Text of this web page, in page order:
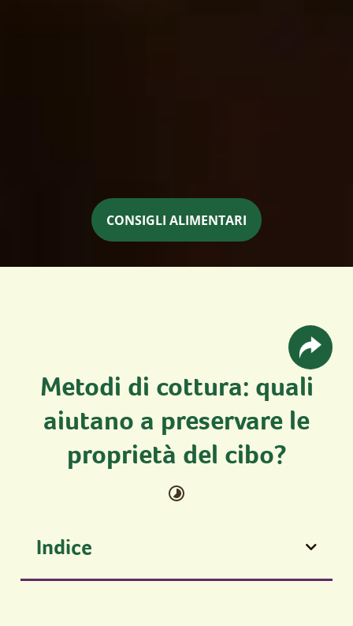
CONSIGLI ALIMENTARI
Metodi di cottura: quali
aiutano a preservare le
proprietà del cibo?
Indice